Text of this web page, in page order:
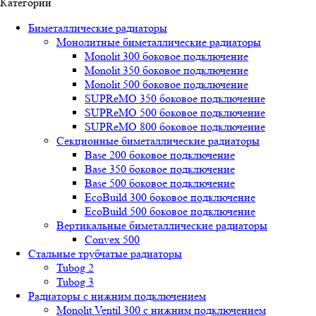
Биметаллические радиаторы
Монолитные биметаллические радиаторы
Mоnоlit 300 боковое подключение
Mоnоlit 350 боковое подключение
Mоnоlit 500 боковое подключение
SUРRеMО 350 боковое подключение
SUРRеMО 500 боковое подключение
SUРRеMО 800 боковое подключение
Секционные биметаллические радиаторы
Base 200 боковое подключение
Base 350 боковое подключение
Base 500 боковое подключение
EcoBuild 300 боковое подключение
EcoBuild 500 боковое подключение
Вертикальные биметаллические радиаторы
Convex 500
Стальные трубчатые радиаторы
Tubog 2
Tubog 3
Радиаторы с нижним подключением
Monolit Ventil 300 с нижним подключением